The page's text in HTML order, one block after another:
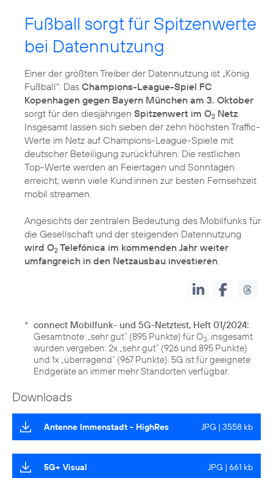
Fußball sorgt für Spitzenwerte
bei Datennutzung
Einer der größten Treiber der Datennutzung ist „König
Fußball“: Das Champions-League-Spiel FC
Kopenhagen gegen Bayern München am 3. Oktober
sorgt für den diesjährigen Spitzenwert im O2 Netz
Insgesamt lassen sich sieben der zehn höchsten Traffic-
Werte im Netz auf Champions-League-Spiele mit
deutscher Beteiligung zurückführen. Die restlichen
Top-Werte werden an Feiertagen und Sonntagen
erreicht, wenn viele Kund:innen zur besten Fernsehzeit
mobil streamen.
Angesichts der zentralen Bedeutung des Mobilfunks für
die Gesellschaft und der steigenden Datennutzung
wird O2 Telefónica im kommenden Jahr weiter
umfangreich in den Netzausbau investieren
* connect Mobilfunk- und 5G-Netztest, Heft 01/2024:
Gesamtnote: „sehr gut“ (895 Punkte) für O2; insgesamt
wurden vergeben: 2x „sehr gut“ (926 und 895 Punkte)
und 1x „überragend“ (967 Punkte). 5G ist für geeignete
Endgeräte an immer mehr Standorten verfügbar.
Downloads
Antenne Immenstadt - HighRes JPG | 3558 kb
5G+ Visual JPG | 661 kb